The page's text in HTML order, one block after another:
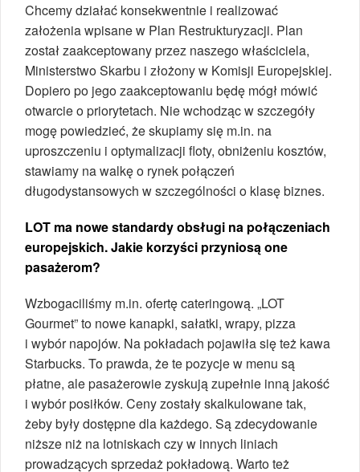
Chcemy działać konsekwentnie i realizować
założenia wpisane w Plan Restrukturyzacji. Plan
został zaakceptowany przez naszego właściciela,
Ministerstwo Skarbu i złożony w Komisji Europejskiej.
Dopiero po jego zaakceptowaniu będę mógł mówić
otwarcie o priorytetach. Nie wchodząc w szczegóły
mogę powiedzieć, że skupiamy się m.in. na
uproszczeniu i optymalizacji floty, obniżeniu kosztów,
stawiamy na walkę o rynek połączeń
długodystansowych w szczególności o klasę biznes.
LOT ma nowe standardy obsługi na połączeniach
europejskich. Jakie korzyści przyniosą one
pasażerom?
Wzbogaciliśmy m.in. ofertę cateringową. „LOT
Gourmet” to nowe kanapki, sałatki, wrapy, pizza
i wybór napojów. Na pokładach pojawiła się też kawa
Starbucks. To prawda, że te pozycje w menu są
płatne, ale pasażerowie zyskują zupełnie inną jakość
i wybór posiłków. Ceny zostały skalkulowane tak,
żeby były dostępne dla każdego. Są zdecydowanie
niższe niż na lotniskach czy w innych liniach
prowadzących sprzedaż pokładową. Warto też